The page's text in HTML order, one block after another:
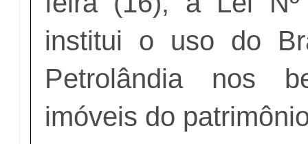
institui o uso do
Petrolândia nos
imóveis do